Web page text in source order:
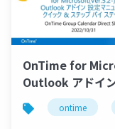
OnTime for
Outlook アドイ
マニュアル
ontime